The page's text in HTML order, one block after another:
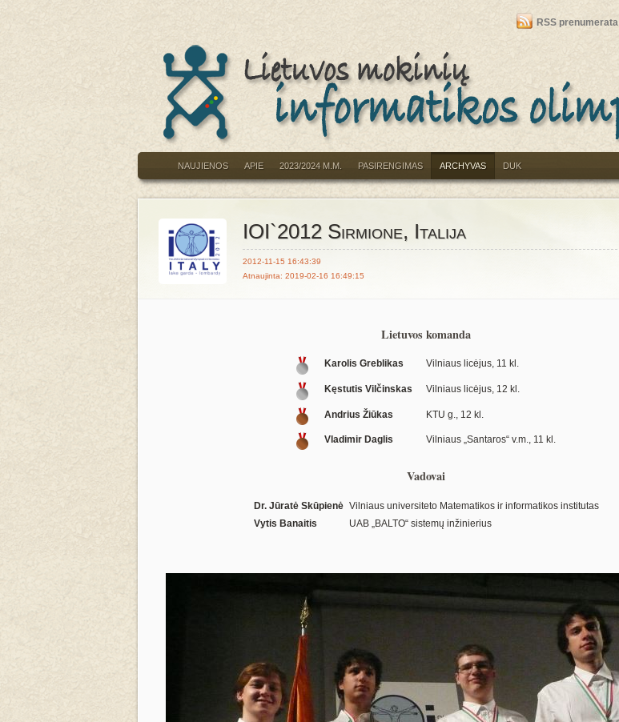
RSS prenumerata
NAUJIENOS APIE 2023/2024 M.M. PASIRENGIMAS ARCHYVAS DUK
IOI`2012 Sirmione, Italija
2012-11-15 16:43:39
Atnaujinta: 2019-02-16 16:49:15
Lietuvos komanda
Karolis Greblikas Vilniaus licėjus, 11 kl.
Kęstutis Vilčinskas Vilniaus licėjus, 12 kl.
Andrius Žiūkas KTU g., 12 kl.
Vladimir Daglis Vilniaus „Santaros“ v.m., 11 kl.
Vadovai
Dr. Jūratė Skūpienė Vilniaus universiteto Matematikos ir informatikos institutas
Vytis Banaitis
UAB „BALTO“ sistemų inžinierius